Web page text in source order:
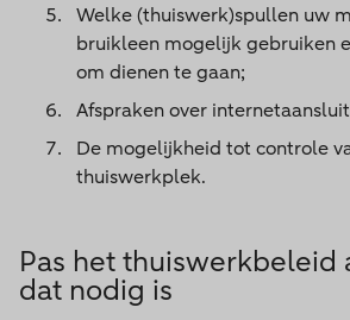
Welke (thuiswerk)spullen uw
bruikleen mogelijk gebruiken
om dienen te gaan;
Afspraken over
De mogelijkheid tot controle
thuiswerkplek.
Pas het thuiswerkbeleid
dat nodig is